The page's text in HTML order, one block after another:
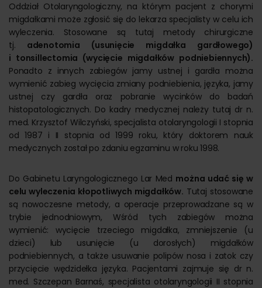
Oddział Otolaryngologiczny, na którym pacjent z chorymi
migdałkami może zgłosić się do lekarza specjalisty w celu ich
wyleczenia. Stosowane są tutaj metody chirurgiczne
tj. adenotomia (usunięcie migdałka gardłowego)
i tonsillectomia (wycięcie migdałków podniebiennych).
Ponadto z innych zabiegów jamy ustnej i gardła można
wymienić zabieg wycięcia zmiany podniebienia, języka, jamy
ustnej czy gardła oraz pobranie wycinków do badań
histopatologicznych. Do kadry medycznej należy tutaj dr n.
med. Krzysztof Wilczyński, specjalista otolaryngologii I stopnia
od 1987 i II stopnia od 1999 roku, który doktorem nauk
medycznych został po zdaniu egzaminu w roku 1998.
Do Gabinetu Laryngologicznego Lar Med można udać się w
celu wyleczenia kłopotliwych migdałków. Tutaj stosowane
są nowoczesne metody, a operacje przeprowadzane są w
trybie jednodniowym, Wśród tych zabiegów można
wymienić: wycięcie trzeciego migdałka, zmniejszenie (u
dzieci) lub usunięcie (u dorosłych) migdałków
podniebiennych, a także usuwanie polipów nosa i zatok czy
przycięcie wędzidełka języka. Pacjentami zajmuje się dr n.
med. Szczepan Barnaś, specjalista otolaryngologii II stopnia